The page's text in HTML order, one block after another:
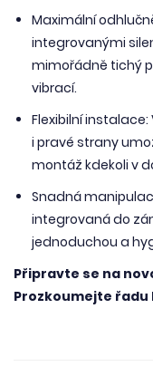
Maximální
integrovanými
mimořádně tichý
vibrací.
Flexibilní
i pravé strany
montáž kdekoli v
Snadná
integrovaná do
jednoduchou a
Připravte se na
Prozkoumejte řadu